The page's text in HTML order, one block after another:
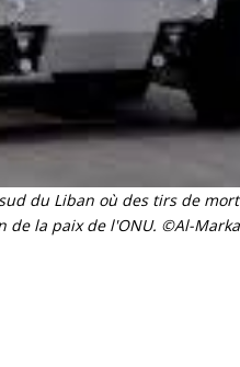
du Liban où des tirs de
de la paix de l'ONU. ©Al-